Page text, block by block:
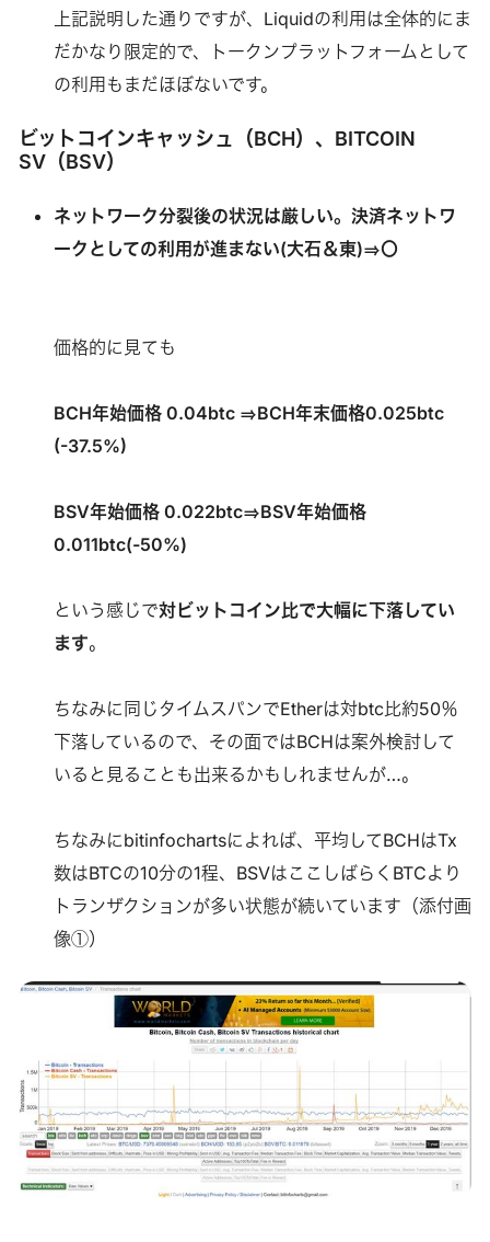
上記説明した通りですが、Liquidの利用は全体的にま
だかなり限定的で、トークンプラットフォームとして
の利用もまだほぼないです。
ビットコインキャッシュ（BCH）、BITCOIN
SV（BSV）
ネットワーク分裂後の状況は厳しい。決済ネットワ
ークとしての利用が進まない(大石＆東)⇒〇
価格的に見ても
BCH年始価格 0.04btc ⇒BCH年末価格0.025btc
(-37.5%)
BSV年始価格 0.022btc⇒BSV年始価格
0.011btc(-50%)
という感じで対ビットコイン比で大幅に下落してい
ます。
ちなみに同じタイムスパンでEtherは対btc比約50％
下落しているので、その面ではBCHは案外検討して
いると見ることも出来るかもしれませんが…。
ちなみにbitinfochartsによれば、平均してBCHはTx
数はBTCの10分の1程、BSVはここしばらくBTCより
トランザクションが多い状態が続いています（添付画
像①）